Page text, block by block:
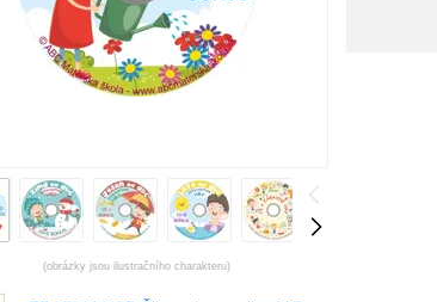
(obrázky jsou ilustračního charakteru)